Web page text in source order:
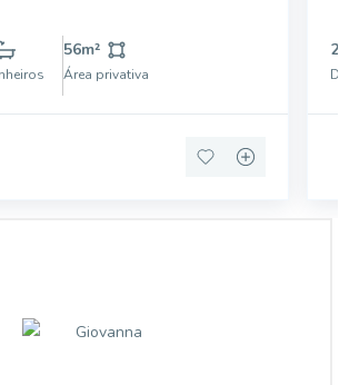
Ideal para famílias que buscam
em um bairro tranquilo. Não
56m²
Área privativa
2